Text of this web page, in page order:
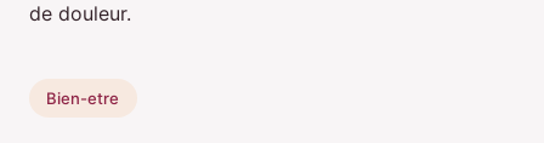
de douleur.
Bien-etre